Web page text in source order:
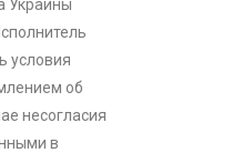
Украины
условия
об
несогласия
в